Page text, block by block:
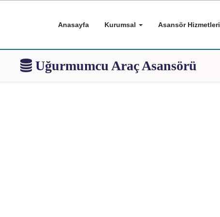
Anasayfa Kurumsal Asansör Hizmetleri
Uğurmumcu Araç Asansörü